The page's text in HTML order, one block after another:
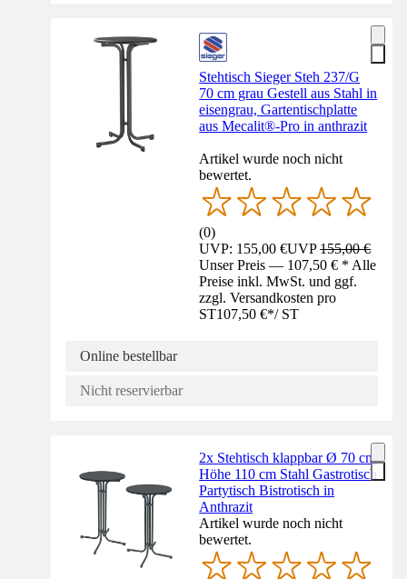
Stehtisch Sieger Steh 237/G
70 cm grau Gestell aus Stahl in
eisengrau, Gartentischplatte
aus Mecalit®-Pro in anthrazit
Artikel wurde noch nicht
bewertet.
(0)
UVP: 155,00 €UVP155,00 €
Unser Preis — 107,50 € * Alle
Preise inkl. MwSt. und ggf.
zzgl. Versandkosten pro
ST107,50 €*/ ST
Online bestellbar
Nicht reservierbar
2x Stehtisch klappbar Ø 70 cm
Höhe 110 cm Stahl Gastrotisch
Partytisch Bistrotisch in
Anthrazit
Artikel wurde noch nicht
bewertet.